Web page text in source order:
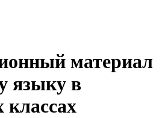
материал
языку в
классах